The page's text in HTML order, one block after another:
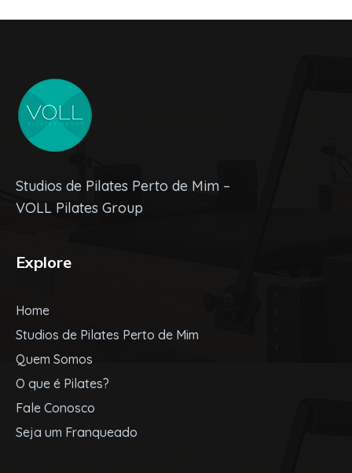
Studios de Pilates Perto de Mim –
VOLL Pilates Group
Explore
Home
Studios de Pilates Perto de Mim
Quem Somos
O que é Pilates?
Fale Conosco
Seja um Franqueado